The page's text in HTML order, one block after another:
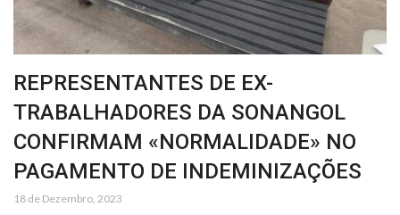
REPRESENTANTES DE EX-
TRABALHADORES DA SONANGOL
CONFIRMAM «NORMALIDADE» NO
PAGAMENTO DE INDEMINIZAÇÕES
18 de Dezembro, 2023